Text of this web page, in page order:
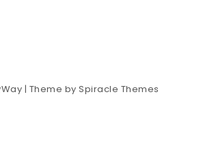
| Theme bySpiracle Themes